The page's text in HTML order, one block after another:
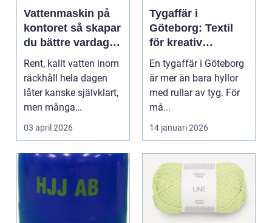
Vattenmaskin på
kontoret så skapar
du bättre vardag
med friskt vatten
Rent, kallt vatten inom
räckhåll hela dagen
låter kanske självklart,
men många
arbetsplatser saknar ...
03 april 2026
Tygaffär i
Göteborg: Textil
för kreativ
inredning och
hållbara projekt
En tygaffär i Göteborg
är mer än bara hyllor
med rullar av tyg. För
må...
14 januari 2026